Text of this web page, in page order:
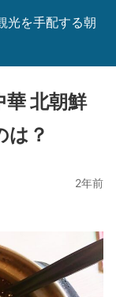
光を手配する朝
北朝鮮
は？
2年前